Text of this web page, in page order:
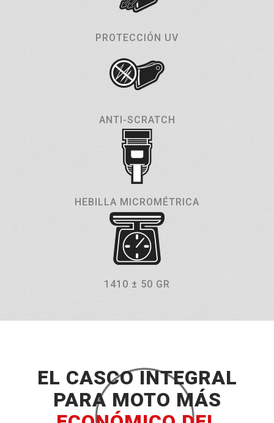
PROTECCIÓN UV
ANTI-SCRATCH
HEBILLA MICROMÉTRICA
1410 ± 50 GR
EL CASCO INTEGRAL
PARA MOTO MÁS